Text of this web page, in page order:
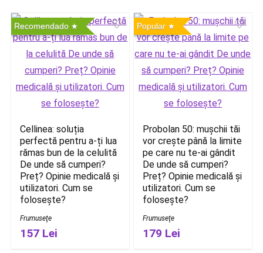
Recomendado
Cellinea: soluția
perfectă pentru a-ți lua
rămas bun de la celulită
De unde să cumperi?
Preț? Opinie medicală și
utilizatori. Cum se
folosește?
Frumuseţe
157 Lei
Popular
Probolan 50: mușchii tăi
vor crește până la limite
pe care nu te-ai gândit
De unde să cumperi?
Preț? Opinie medicală și
utilizatori. Cum se
folosește?
Frumuseţe
179 Lei